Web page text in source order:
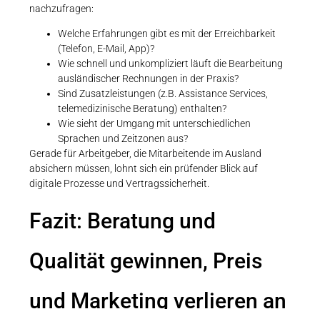
nachzufragen:
Welche Erfahrungen gibt es mit der Erreichbarkeit
(Telefon, E-Mail, App)?
Wie schnell und unkompliziert läuft die Bearbeitung
ausländischer Rechnungen in der Praxis?
Sind Zusatzleistungen (z.B. Assistance Services,
telemedizinische Beratung) enthalten?
Wie sieht der Umgang mit unterschiedlichen
Sprachen und Zeitzonen aus?
Gerade für Arbeitgeber, die Mitarbeitende im Ausland
absichern müssen, lohnt sich ein prüfender Blick auf
digitale Prozesse und Vertragssicherheit.
Fazit: Beratung und
Qualität gewinnen, Preis
und Marketing verlieren an